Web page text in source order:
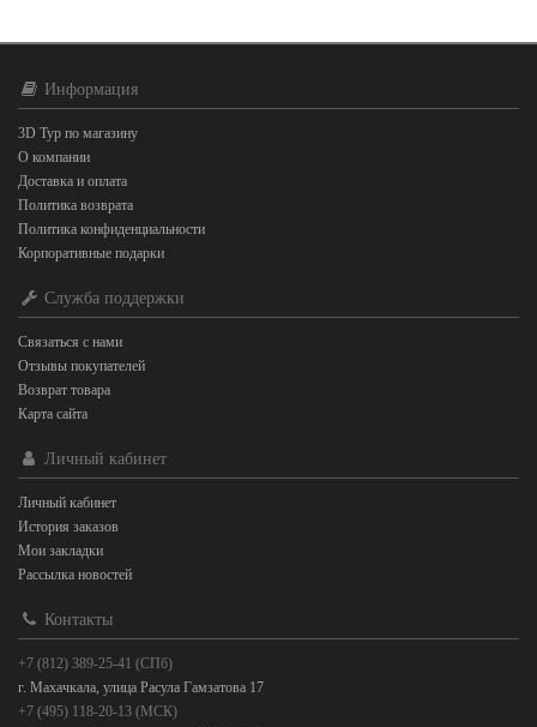
Информация
3D Тур по магазину
О компании
Доставка и оплата
Политика возврата
Политика конфиденциальности
Корпоративные подарки
Служба поддержки
Связаться с нами
Отзывы покупателей
Возврат товара
Карта сайта
Личный кабинет
Личный кабинет
История заказов
Мои закладки
Рассылка новостей
Контакты
+7 (812) 389-25-41 (СПб)
г. Махачкала, улица Расула Гамзатова 17
+7 (495) 118-20-13 (МСК)